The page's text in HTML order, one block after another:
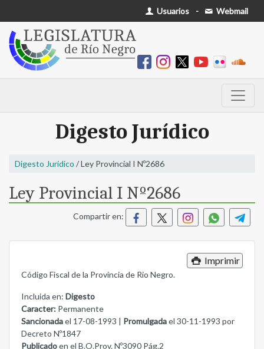
Usuarios - Webmail
Digesto Jurídico
Digesto Jurídico / Ley Provincial I Nº2686
Ley Provincial I Nº2686
Compartir en:
Imprimir
Código Fiscal de la Provincia de Rio Negro.
Incluida en: Digesto
Caracter: Permanente
Sancionadael 17-08-1993 | Promulgadael 30-11-1993 por
Decreto Nº1847
Publicadoen el B.O.Prov. Nº3090 Pág.2